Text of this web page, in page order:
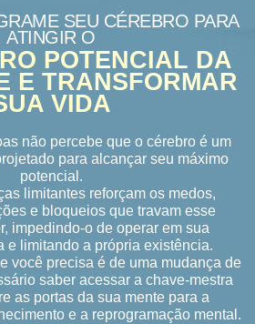
SEU CÉREBRO PARA
ATINGIR O
POTENCIAL DA
E TRANSFORMAR
VIDA
não percebe que o cérebro é um
para alcançar seu máximo
potencial.
limitantes reforçam os medos,
e bloqueios que travam esse
impedindo-o de operar em sua
e limitando a própria existência.
você precisa é de uma mudança de
saber acessar a chave-mestra
as portas da sua mente para a
e a reprogramação mental.